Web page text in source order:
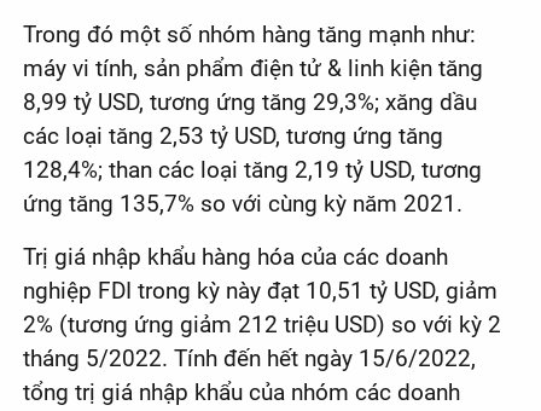
Trong đó một số nhóm hàng tăng mạnh như:
máy vi tính, sản phẩm điện tử & linh kiện tăng
8,99 tỷ USD, tương ứng tăng 29,3%; xăng dầu
các loại tăng 2,53 tỷ USD, tương ứng tăng
128,4%; than các loại tăng 2,19 tỷ USD, tương
ứng tăng 135,7% so với cùng kỳ năm 2021.
Trị giá nhập khẩu hàng hóa của các doanh
nghiệp FDI trong kỳ này đạt 10,51 tỷ USD, giảm
2% (tương ứng giảm 212 triệu USD) so với kỳ 2
tháng 5/2022. Tính đến hết ngày 15/6/2022,
tổng trị giá nhập khẩu của nhóm các doanh